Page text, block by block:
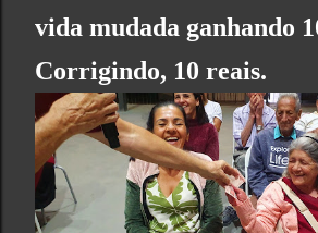
vida mudada ganhando
Corrigindo, 10 reais.